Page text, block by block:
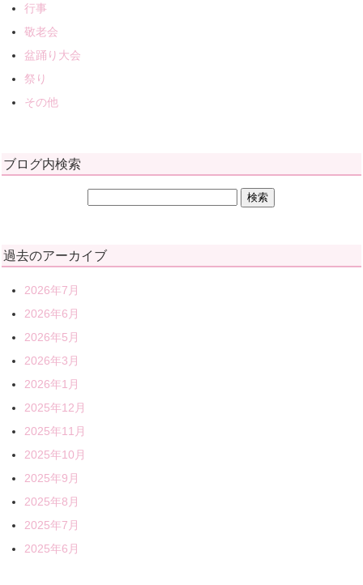
行事
敬老会
盆踊り大会
祭り
その他
ブログ内検索
過去のアーカイブ
2026年7月
2026年6月
2026年5月
2026年3月
2026年1月
2025年12月
2025年11月
2025年10月
2025年9月
2025年8月
2025年7月
2025年6月